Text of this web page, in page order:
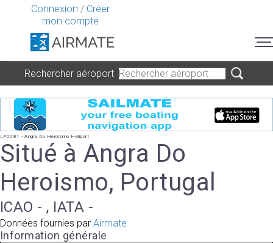
Connexion / Créer
mon compte
Rechercher aéroport
LP0081 - Angra Do Heroismo Heliport
Situé à Angra Do
Heroismo, Portugal
ICAO - , IATA -
Données fournies par Airmate
Information générale